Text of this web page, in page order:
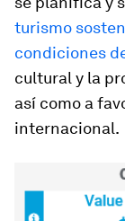
turismo
condiciones
cultural y la
así como a
internacional.